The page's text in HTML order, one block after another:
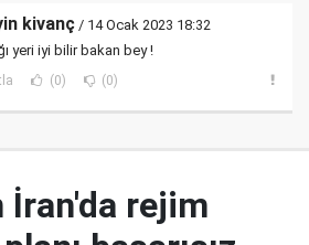
kivanç / 14 Ocak 2023 18:32
yeri iyi bilir bakan bey !
(0) (0)
İran'da rejim